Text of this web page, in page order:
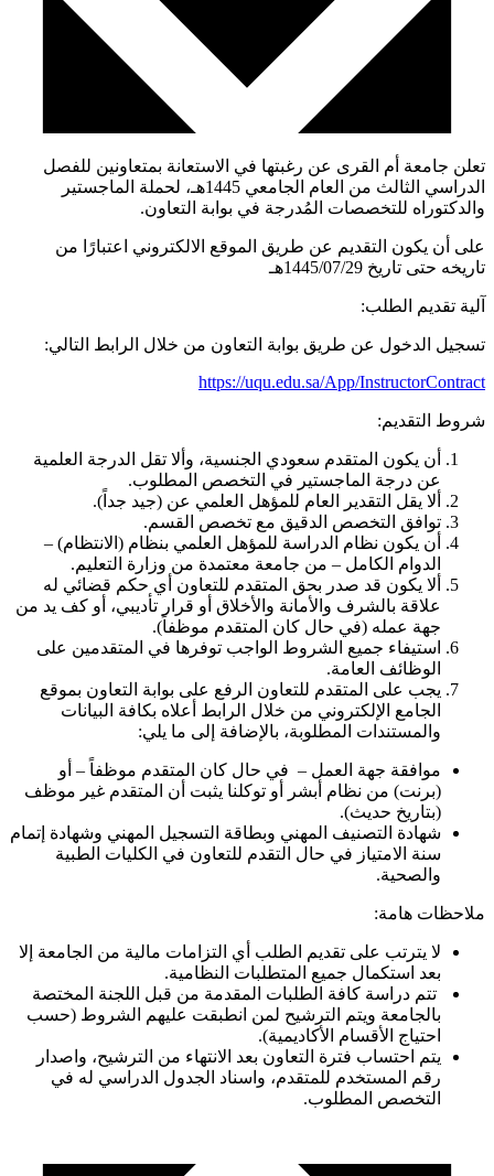
تعلن جامعة أم القرى عن رغبتها في الاستعانة بمتعاونين للفصل
الدراسي الثالث من العام الجامعي 1445هـ، لحملة الماجستير
والدكتوراه للتخصصات المُدرجة في بوابة التعاون.
على أن يكون التقديم عن طريق الموقع الالكتروني اعتبارًا من
تاريخه حتى تاريخ 1445/07/29هـ
آلية تقديم الطلب:
تسجيل الدخول عن طريق بوابة التعاون من خلال الرابط التالي:
https://uqu.edu.sa/App/InstructorContract
شروط التقديم:
أن يكون المتقدم سعودي الجنسية، وألا تقل الدرجة العلمية
عن درجة الماجستير في التخصص المطلوب.
ألا يقل التقدير العام للمؤهل العلمي عن (جيد جداً).
توافق التخصص الدقيق مع تخصص القسم.
أن يكون نظام الدراسة للمؤهل العلمي بنظام (الانتظام) –
الدوام الكامل – من جامعة معتمدة من وزارة التعليم.
ألا يكون قد صدر بحق المتقدم للتعاون أي حكم قضائي له
علاقة بالشرف والأمانة والأخلاق أو قرار تأديبي، أو كف يد من
جهة عمله (في حال كان المتقدم موظفاً).
استيفاء جميع الشروط الواجب توفرها في المتقدمين على
الوظائف العامة.
يجب على المتقدم للتعاون الرفع على بوابة التعاون بموقع
الجامع الإلكتروني من خلال الرابط أعلاه بكافة البيانات
والمستندات المطلوبة، بالإضافة إلى ما يلي:
موافقة جهة العمل – في حال كان المتقدم موظفاً – أو
(برنت) من نظام أبشر أو توكلنا يثبت أن المتقدم غير موظف
(بتاريخ حديث).
شهادة التصنيف المهني وبطاقة التسجيل المهني وشهادة إتمام
سنة الامتياز في حال التقدم للتعاون في الكليات الطبية
والصحية.
ملاحظات هامة:
لا يترتب على تقديم الطلب أي التزامات مالية من الجامعة إلا
بعد استكمال جميع المتطلبات النظامية.
تتم دراسة كافة الطلبات المقدمة من قبل اللجنة المختصة
بالجامعة ويتم الترشيح لمن انطبقت عليهم الشروط (حسب
احتياج الأقسام الأكاديمية).
يتم احتساب فترة التعاون بعد الانتهاء من الترشيح، واصدار
رقم المستخدم للمتقدم، واسناد الجدول الدراسي له في
التخصص المطلوب.